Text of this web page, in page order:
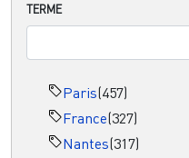
TERME
Paris(457)
France(327)
Nantes(317)